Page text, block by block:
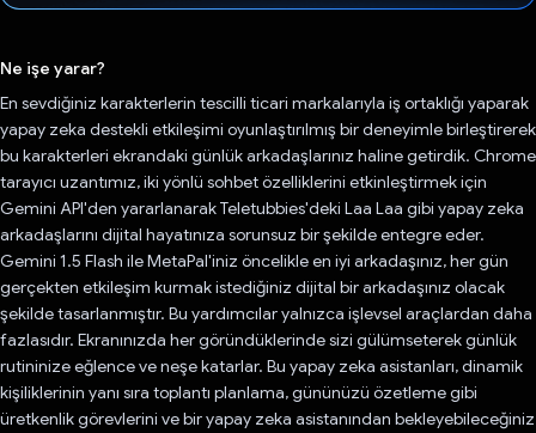
Ne işe yarar?
En sevdiğiniz karakterlerin tescilli ticari markalarıyla iş ortaklığı yaparak
yapay zeka destekli etkileşimi oyunlaştırılmış bir deneyimle birleştirerek
bu karakterleri ekrandaki günlük arkadaşlarınız haline getirdik. Chrome
tarayıcı uzantımız, iki yönlü sohbet özelliklerini etkinleştirmek için
Gemini API'den yararlanarak Teletubbies'deki Laa Laa gibi yapay zeka
arkadaşlarını dijital hayatınıza sorunsuz bir şekilde entegre eder.
Gemini 1.5 Flash ile MetaPal'iniz öncelikle en iyi arkadaşınız, her gün
gerçekten etkileşim kurmak istediğiniz dijital bir arkadaşınız olacak
şekilde tasarlanmıştır. Bu yardımcılar yalnızca işlevsel araçlardan daha
fazlasıdır. Ekranınızda her göründüklerinde sizi gülümseterek günlük
rutininize eğlence ve neşe katarlar. Bu yapay zeka asistanları, dinamik
kişiliklerinin yanı sıra toplantı planlama, gününüzü özetleme gibi
üretkenlik görevlerini ve bir yapay zeka asistanından bekleyebileceğiniz